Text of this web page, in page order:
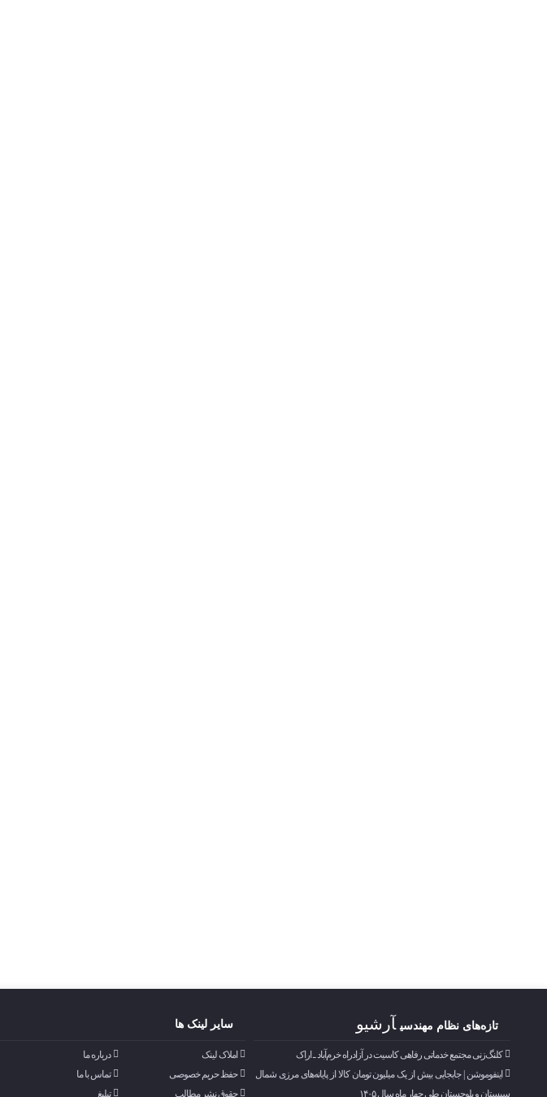
تازه‌های نظام مهندسی آرشیو
کلنگ‌زنی مجتمع خدماتی رفاهی کاسیت در آزادراه خرم‌آباد ـ اراک
اینفوموشن | جابجایی بیش از یک میلیون تومان کالا از پایانه‌های مرزی شمال
سیستان و بلوچستان طی چهار ماه سال ۱۴۰۵
سایر لینک ها
املاک لینک
درباره ما
حفظ حریم خصوصی
تماس با ما
حقوق نشر مطالب
تبلیغ